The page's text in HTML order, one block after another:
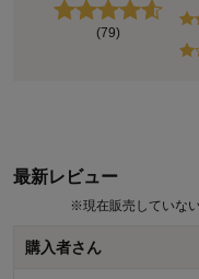
(79)
最新レビュー
※現在販売していな
購入者さん